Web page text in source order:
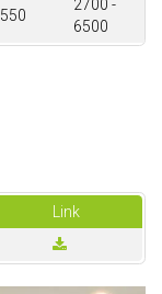
550
2700 -
6500
Link